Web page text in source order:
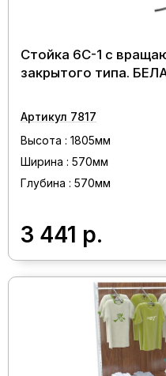
Стойка 6С-1 с
закрытого типа.
Артикул 7817
Высота : 1805мм
Ширина : 570мм
Глубина : 570мм
3 441 р.